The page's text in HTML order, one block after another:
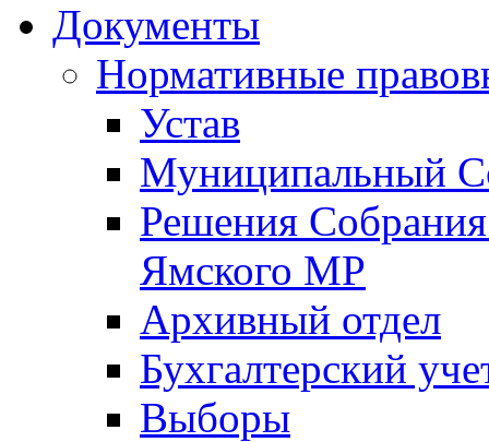
Документы
Нормативные
Устав
Муниципальный
Решения
Ямского МР
Архивный отдел
Бухгалтерский
Выборы